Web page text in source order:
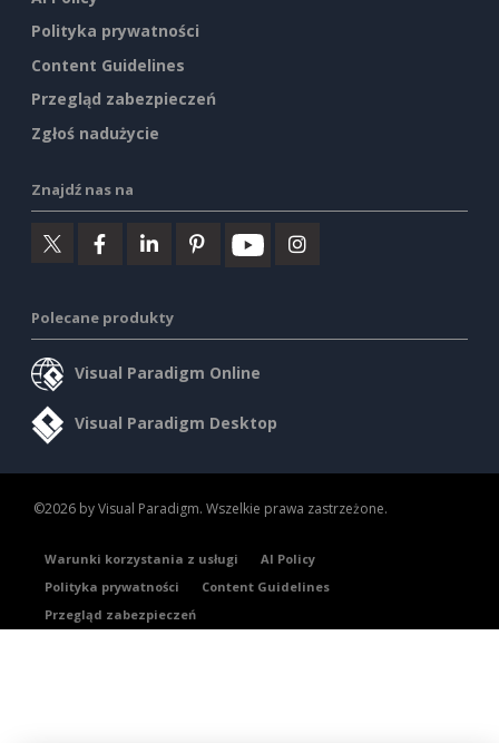
Polityka prywatności
Content Guidelines
Przegląd zabezpieczeń
Zgłoś nadużycie
Znajdź nas na
Polecane produkty
Visual Paradigm Online
Visual Paradigm Desktop
©2026 by Visual Paradigm. Wszelkie prawa zastrzeżone.
Warunki korzystania z usługi
AI Policy
Polityka prywatności
Content Guidelines
Przegląd zabezpieczeń